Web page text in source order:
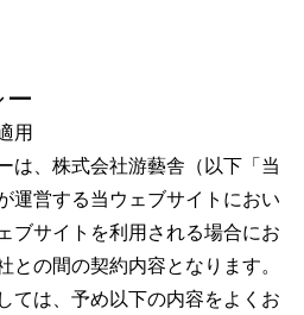
用
は、株式会社游藝舎（以下「当
運営する当ウェブサイトにおい
ブサイトを利用される場合にお
との間の契約内容となります。
ては、予め以下の内容をよくお